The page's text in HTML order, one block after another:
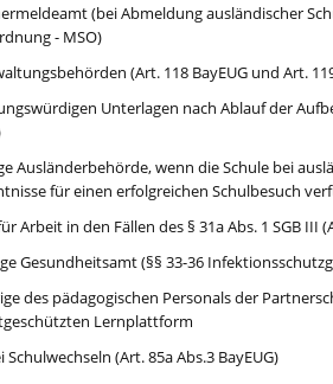
(bei Abmeldung ausländischer
- MSO)
(Art. 118 BayEUG und Art.
Unterlagen nach Ablauf der
Ausländerbehörde, wenn die Schule bei
für einen erfolgreichen Schulbesuch
Arbeit in den Fällen des § 31a Abs. 1 SGB III
Gesundheitsamt (§§ 33-36
des pädagogischen Personals der
Lernplattform
Schulwechseln (Art. 85a Abs.3 BayEUG)